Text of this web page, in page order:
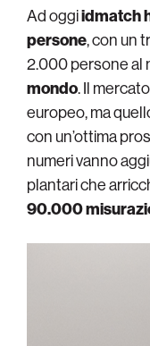
Ad oggiidmatch
persone, con un
2.000 persone al
mondo. Il
europeo, ma
con un’ottima
numeri vanno
plantari che
90.000